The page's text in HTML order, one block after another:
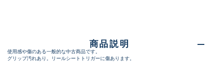
商品説明
使用感や傷のある一般的な中古商品です。
グリップ汚れあり。リールシートトリガーに傷あります。